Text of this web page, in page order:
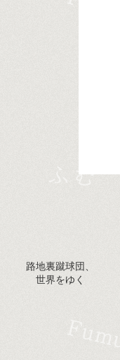
路地裏蹴球団、
世界をゆく